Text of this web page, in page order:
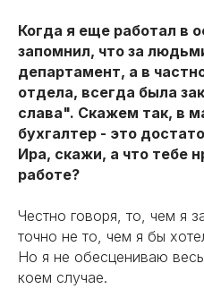
Когда я еще работал в
запомнил, что за
департамент, а в
отдела, всегда была
слава". Скажем так, в
бухгалтер - это
Ира, скажи, а что тебе
работе?
Честно говоря, то, чем я
точно не то, чем я бы
Но я не обесцениваю
коем случае.